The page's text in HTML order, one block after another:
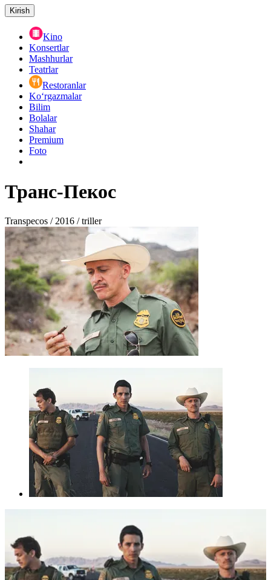
Kirish
Kino
Konsertlar
Mashhurlar
Teatrlar
Restoranlar
Ko‘rgazmalar
Bilim
Bolalar
Shahar
Premium
Foto
Транс-Пекос
Transpecos / 2016 / triller